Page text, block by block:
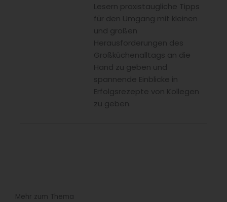
Lesern praxistaugliche Tipps
für den Umgang mit kleinen
und großen
Herausforderungen des
Großküchenalltags an die
Hand zu geben und
spannende Einblicke in
Erfolgsrezepte von Kollegen
zu geben.
Mehr zum Thema